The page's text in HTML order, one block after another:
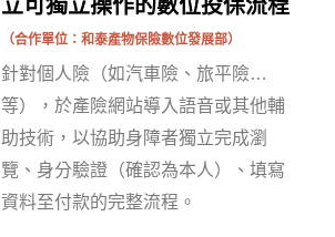
立可獨立操作的數位投保流程
（合作單位： 和泰產物保險數位發展部）
針對個人險（如汽車險、旅平險…
等），於產險網站導入語音或其他輔
助技術，以協助身障者獨立完成瀏
覽、身分驗證（確認為本人）、填寫
資料至付款的完整流程。